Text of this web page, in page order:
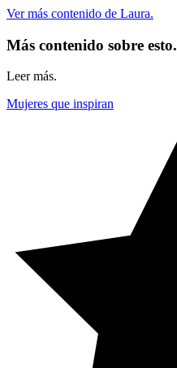
Ver más contenido de Laura.
Más contenido sobre esto.
Leer más.
Mujeres que inspiran